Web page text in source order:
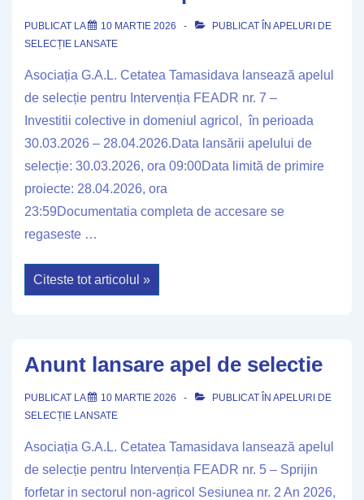
PUBLICAT LA 10 MARTIE 2026 PUBLICAT ÎN APELURI DE
SELECȚIE LANSATE
Asociația G.A.L. Cetatea Tamasidava lansează apelul
de selecție pentru Intervenția FEADR nr. 7 –
Investitii colective in domeniul agricol, în perioada
30.03.2026 – 28.04.2026.Data lansării apelului de
selecție: 30.03.2026, ora 09:00Data limită de primire
proiecte: 28.04.2026, ora
23:59Documentatia completa de accesare se
regaseste …
Anunt
lansare
apel
Citeste tot articolul »
Anunt lansare apel de selectie
PUBLICAT LA 10 MARTIE 2026 PUBLICAT ÎN APELURI DE
SELECȚIE LANSATE
Asociația G.A.L. Cetatea Tamasidava lansează apelul
de selecție pentru Intervenția FEADR nr. 5 – Sprijin
forfetar in sectorul non-agricol Sesiunea nr. 2 An 2026,